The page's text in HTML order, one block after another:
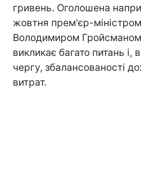
гривень. Оголошена
жовтня прем'єр-міністром
Володимиром Гройсманом
викликає багато питань і,
чергу, збалансованості
витрат.